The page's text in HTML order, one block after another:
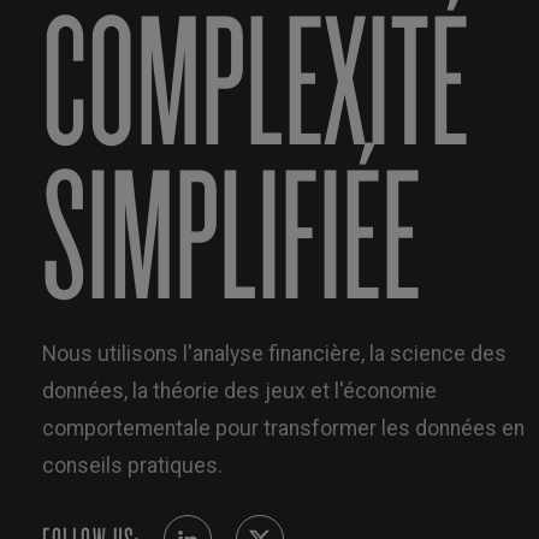
COMPLEXITÉ
SIMPLIFIÉE
Nous utilisons l'analyse financière, la science des
données, la théorie des jeux et l'économie
comportementale pour transformer les données en
conseils pratiques.